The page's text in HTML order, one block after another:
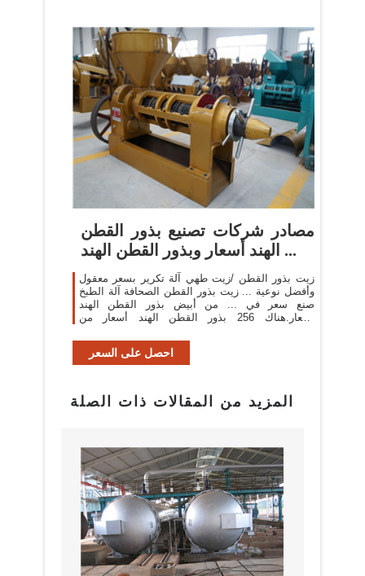
مصادر شركات تصنيع بذور القطن
الهند أسعار وبذور القطن الهند ...
زيت بذور القطن /زيت طهي آلة تكرير بسعر معقول
وأفضل نوعية ... زيت بذور القطن الصحافة آلة الطبخ
صنع سعر في ... من أبيض بذور القطن الهند
أسعار.هناك 256 بذور القطن الهند أسعار من
احصل على السعر
المزيد من المقالات ذات الصلة